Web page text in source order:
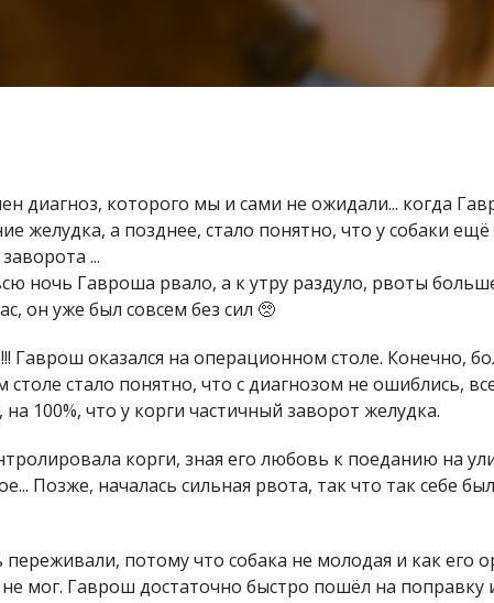
диагноз, которого мы и сами не ожидали... когда
желудка, а позднее, стало понятно, что у собаки
...
ночь Гавроша рвало, а к утру раздуло, рвоты
он уже был совсем без сил 🥺
Гаврош оказался на операционном столе. Конечно,
столе стало понятно, что с диагнозом не ошиблись,
100%, что у корги частичный заворот желудка.
корги, зная его любовь к поеданию на
Позже, началась сильная рвота, так что так себе
потому что собака не молодая и как его
мог. Гаврош достаточно быстро пошёл на поправку